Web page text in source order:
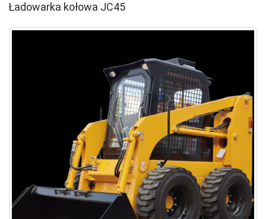
Ładowarka kołowa JC45